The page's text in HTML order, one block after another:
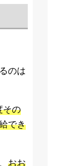
のは
その
でき
おお